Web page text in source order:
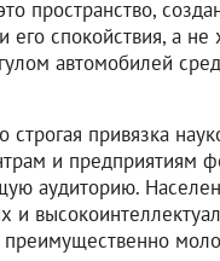
пространство,
его спокойствия, а не
автомобилей
строгая привязка
и предприятиям
аудиторию.
и
преимущественно